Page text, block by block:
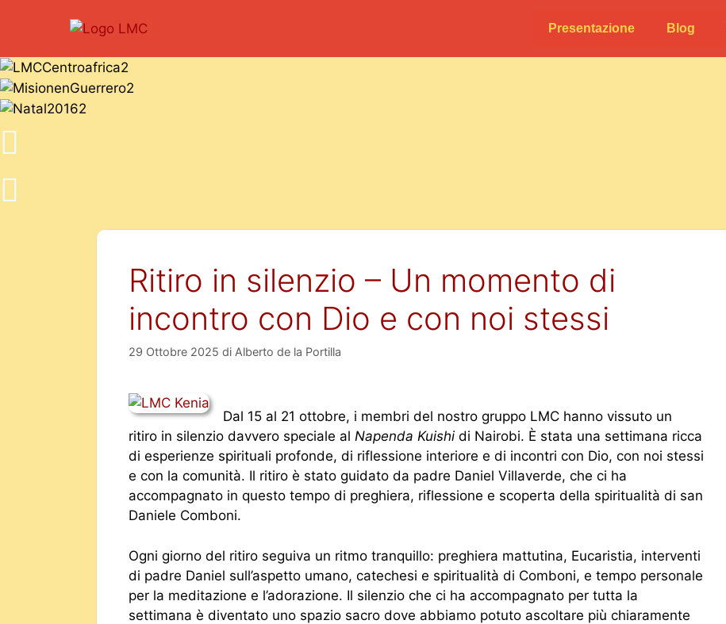
Presentazione Blog
Ritiro in silenzio – Un momento di
incontro con Dio e con noi stessi
29 Ottobre 2025 di Alberto de la Portilla
Dal 15 al 21 ottobre, i membri del nostro gruppo LMC hanno vissuto un
ritiro in silenzio davvero speciale al Napenda Kuishi di Nairobi. È stata una settimana ricca
di esperienze spirituali profonde, di riflessione interiore e di incontri con Dio, con noi stessi
e con la comunità. Il ritiro è stato guidato da padre Daniel Villaverde, che ci ha
accompagnato in questo tempo di preghiera, riflessione e scoperta della spiritualità di san
Daniele Comboni.
Ogni giorno del ritiro seguiva un ritmo tranquillo: preghiera mattutina, Eucaristia, interventi
di padre Daniel sull’aspetto umano, catechesi e spiritualità di Comboni, e tempo personale
per la meditazione e l’adorazione. Il silenzio che ci ha accompagnato per tutta la
settimana è diventato uno spazio sacro dove abbiamo potuto ascoltare più chiaramente